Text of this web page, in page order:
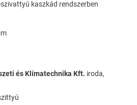
kaszkád rendszerben
és Klímatechnika Kft. iroda,